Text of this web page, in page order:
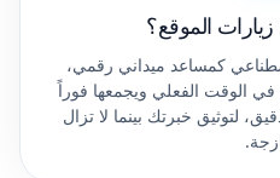
الموقع؟
كمساعد ميداني رقمي،
في الوقت الفعلي ويجمعها فوراً
لتوثيق خبرتك بينما لا تزال